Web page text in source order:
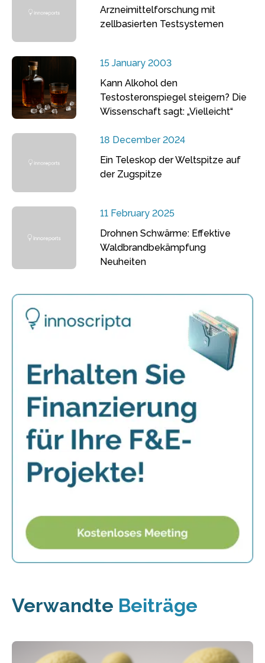
Arzneimittelforschung mit
zellbasierten Testsystemen
15 January 2003
Kann Alkohol den
Testosteronspiegel steigern? Die
Wissenschaft sagt: „Vielleicht“
18 December 2024
Ein Teleskop der Weltspitze auf
der Zugspitze
11 February 2025
Drohnen Schwärme: Effektive
Waldbrandbekämpfung
Neuheiten
Verwandte Beiträge